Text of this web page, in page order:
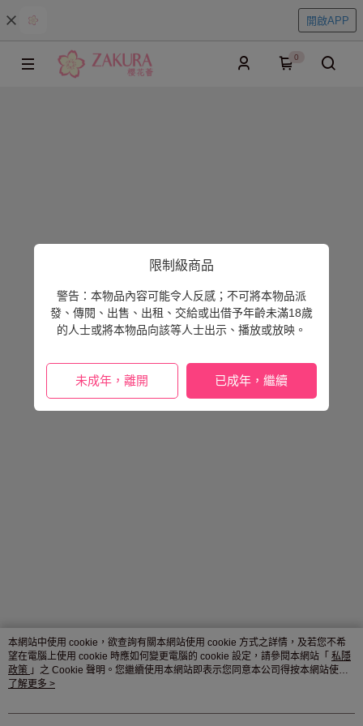
限制級商品
警告：本物品內容可能令人反感；不可將本物品派
發、傳閱、出售、出租、交給或出借予年齡未滿18歲
的人士或將本物品向該等人士出示、播放或放映。
未成年，離開 已成年，繼續
開啟APP
0
本網站中使用 cookie，欲查詢有關本網站使用 cookie 方式之詳情，及若您不希
望在電腦上使用 cookie 時應如何變更電腦的 cookie 設定，請參閱本網站「 私隱
政策 」之 Cookie 聲明。您繼續使用本網站即表示您同意本公司得按本網站使用
條款之 Cookie 聲明使用 cookie。
了解更多 >